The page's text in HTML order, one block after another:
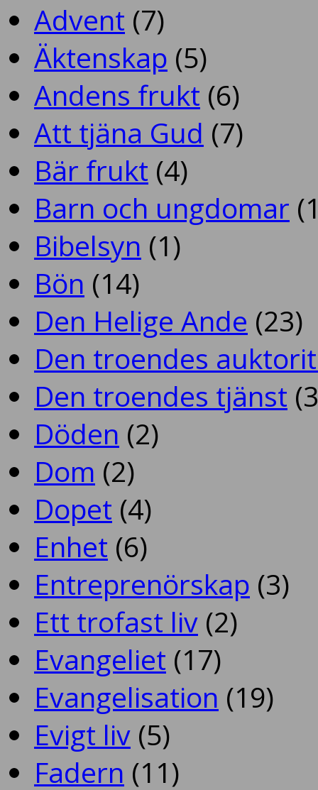
Advent (7)
Äktenskap (5)
Andens frukt (6)
Att tjäna Gud (7)
Bär frukt (4)
Barn och ungdomar
Bibelsyn (1)
Bön (14)
Den Helige Ande (23)
Den troendes
Den troendes tjänst
Döden (2)
Dom (2)
Dopet (4)
Enhet (6)
Entreprenörskap (3)
Ett trofast liv (2)
Evangeliet (17)
Evangelisation (19)
Evigt liv (5)
Fadern (11)